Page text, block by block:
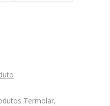
Termolar,